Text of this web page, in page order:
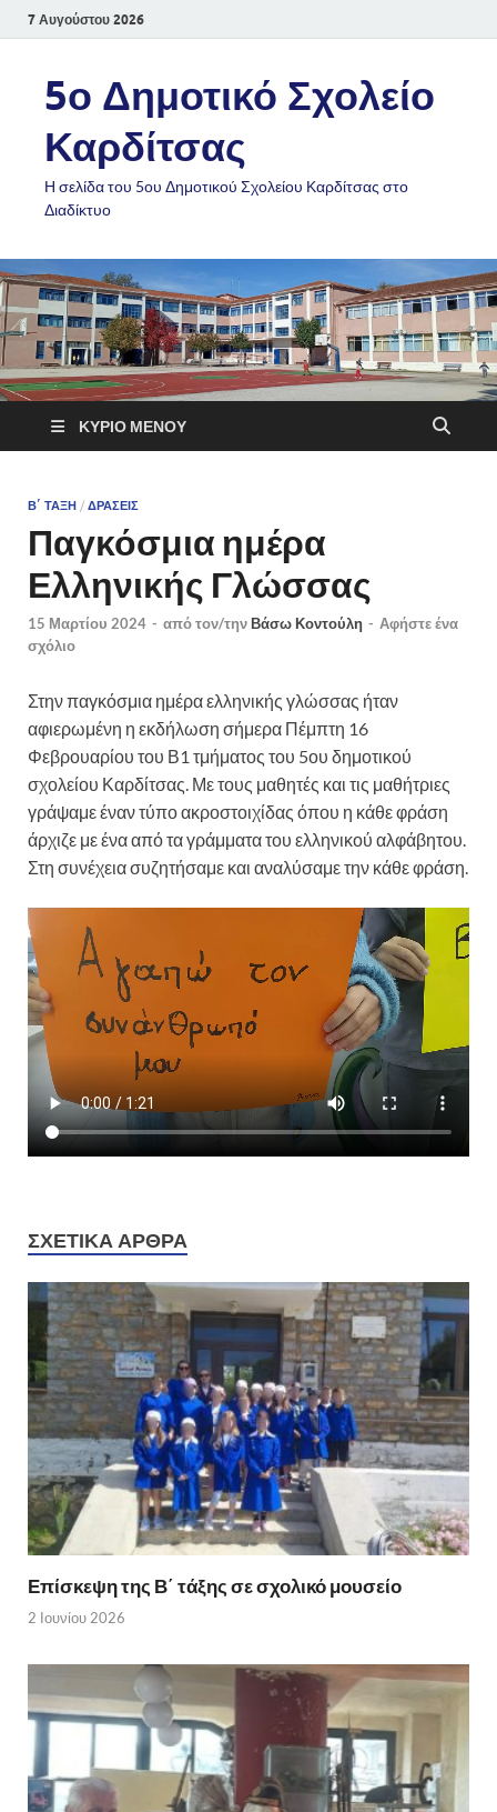
7 Αυγούστου 2026
5ο Δημοτικό Σχολείο
Καρδίτσας
Η σελίδα του 5ου Δημοτικού Σχολείου Καρδίτσας στο
Διαδίκτυο
ΚΎΡΙΟ ΜΕΝΟΎ
Β΄ ΤΆΞΗ / ΔΡΆΣΕΙΣ
Παγκόσμια ημέρα
Ελληνικής Γλώσσας
15 Μαρτίου 2024 - από τον/τηνΒάσω Κοντούλη - Αφήστε ένα
σχόλιο
Στην παγκόσμια ημέρα ελληνικής γλώσσας ήταν
αφιερωμένη η εκδήλωση σήμερα Πέμπτη 16
Φεβρουαρίου του Β1 τμήματος του 5ου δημοτικού
σχολείου Καρδίτσας. Με τους μαθητές και τις μαθήτριες
γράψαμε έναν τύπο ακροστοιχίδας όπου η κάθε φράση
άρχιζε με ένα από τα γράμματα του ελληνικού αλφάβητου.
Στη συνέχεια συζητήσαμε και αναλύσαμε την κάθε φράση.
ΣΧΕΤΙΚΆ ΆΡΘΡΑ
Επίσκεψη της Β΄ τάξης σε σχολικό μουσείο
2 Ιουνίου 2026